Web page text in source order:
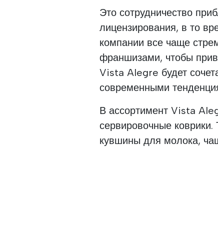
Это сотрудничество
лицензирования, в то
компании все чаще
франшизами, чтобы
Vista Alegre будет
современными
В ассортимент Vista
сервировочные
кувшины для молока,